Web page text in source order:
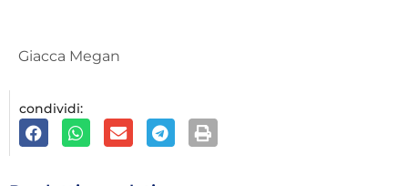
Giacca Megan
condividi: